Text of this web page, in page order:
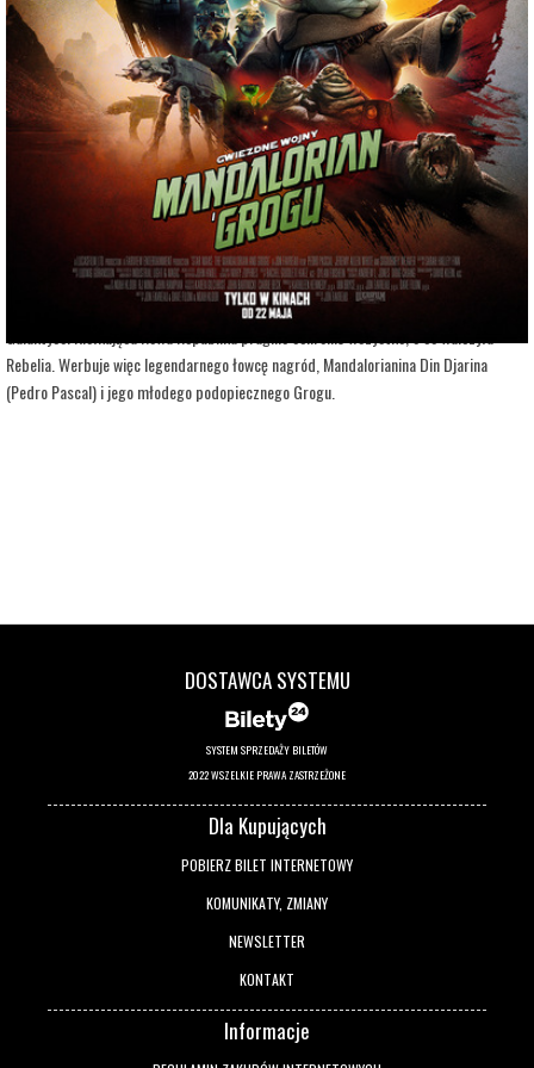
adres:
Aleja 3 Maja 6
data i godzina:
05.06.2026, g. 17:10
Info
Opis wydarzenia:
Lucasfilm przedstawia „Gwiezdne wojny: The Mandalorian and Grogu”, nową
produkcję z uniwersum Gwiezdnych wojen, a zobaczymy w niej kolejną niesamowitą
przygodę Mandalorianina i Grogu.
Złowieszcze Imperium upadło, a imperialni watażkowie rozpierzchli się po
Rebelia. Werbuje więc legendarnego łowcę nagród, Mandalorianina Din Djarina
(Pedro Pascal) i jego młodego podopiecznego Grogu.
DOSTAWCA SYSTEMU
SYSTEM SPRZEDAŻY BILETÓW
2022 WSZELKIE PRAWA ZASTRZEŻONE
Dla Kupujących
POBIERZ BILET INTERNETOWY
KOMUNIKATY, ZMIANY
NEWSLETTER
KONTAKT
Informacje